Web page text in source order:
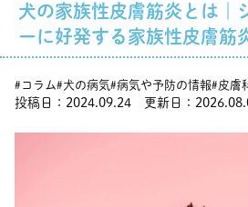
犬の家族性皮膚筋炎とは｜
ーに好発する家族性皮膚筋
# コラム#犬の病気#病気や予防の情報#皮膚
投稿日：2024.09.24 更新日：